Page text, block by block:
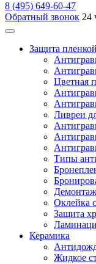
8 (495) 649-60-47
Обратный звонок 24
Защита пленкой
Цветная
Ливреи
Типы
Оклейка
Защита
Керамика
Жидкое